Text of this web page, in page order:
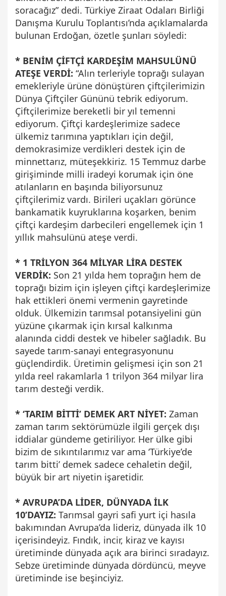
soracağız” dedi. Türkiye Ziraat Odaları Birliği
Danışma Kurulu Toplantısı’nda açıklamalarda
bulunan Erdoğan, özetle şunları söyledi:
* BENİM ÇİFTÇİ KARDEŞİM MAHSULÜNÜ
ATEŞE VERDİ: “Alın terleriyle toprağı sulayan
emekleriyle ürüne dönüştüren çiftçilerimizin
Dünya Çiftçiler Gününü tebrik ediyorum.
Çiftçilerimize bereketli bir yıl temenni
ediyorum. Çiftçi kardeşlerimize sadece
ülkemiz tarımına yaptıkları için değil,
demokrasimize verdikleri destek için de
minnettarız, müteşekkiriz. 15 Temmuz darbe
girişiminde milli iradeyi korumak için öne
atılanların en başında biliyorsunuz
çiftçilerimiz vardı. Birileri uçakları görünce
bankamatik kuyruklarına koşarken, benim
çiftçi kardeşim darbecileri engellemek için 1
yıllık mahsulünü ateşe verdi.
* 1 TRİLYON 364 MİLYAR LİRA DESTEK
VERDİK: Son 21 yılda hem toprağın hem de
toprağı bizim için işleyen çiftçi kardeşlerimize
hak ettikleri önemi vermenin gayretinde
olduk. Ülkemizin tarımsal potansiyelini gün
yüzüne çıkarmak için kırsal kalkınma
alanında ciddi destek ve hibeler sağladık. Bu
sayede tarım-sanayi entegrasyonunu
güçlendirdik. Üretimin gelişmesi için son 21
yılda reel rakamlarla 1 trilyon 364 milyar lira
tarım desteği verdik.
* ‘TARIM BİTTİ’ DEMEK ART NİYET: Zaman
zaman tarım sektörümüzle ilgili gerçek dışı
iddialar gündeme getiriliyor. Her ülke gibi
bizim de sıkıntılarımız var ama ‘Türkiye’de
tarım bitti’ demek sadece cehaletin değil,
büyük bir art niyetin işaretidir.
* AVRUPA’DA LİDER, DÜNYADA İLK
10’DAYIZ: Tarımsal gayri safi yurt içi hasıla
bakımından Avrupa’da lideriz, dünyada ilk 10
içerisindeyiz. Fındık, incir, kiraz ve kayısı
üretiminde dünyada açık ara birinci sıradayız.
Sebze üretiminde dünyada dördüncü, meyve
üretiminde ise beşinciyiz.